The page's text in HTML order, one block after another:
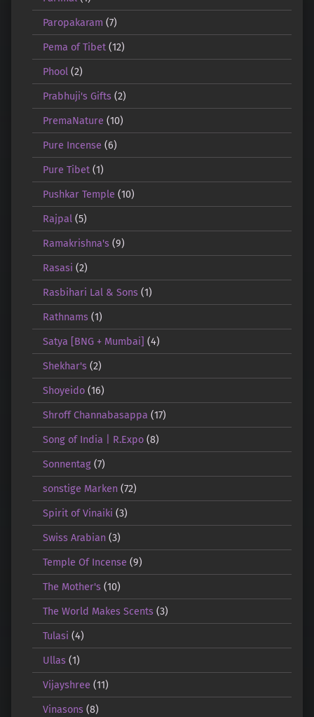
Paropakaram (7)
Pema of Tibet(12)
Phool(2)
Prabhuji's Gifts(2)
PremaNature (10)
Pure Incense (6)
Pure Tibet(1)
Pushkar Temple (10)
Rajpal(5)
Ramakrishna's(9)
Rasasi (2)
Rasbihari Lal & Sons(1)
Rathnams(1)
Satya [BNG + Mumbai] (4)
Shekhar's(2)
Shoyeido(16)
Shroff Channabasappa (17)
Song of India | R.Expo(8)
Sonnentag(7)
sonstige Marken(72)
Spirit of Vinaiki (3)
Swiss Arabian(3)
Temple Of Incense (9)
The Mother's(10)
The World Makes Scents(3)
Tulasi (4)
Ullas(1)
Vijayshree (11)
Vinasons(8)